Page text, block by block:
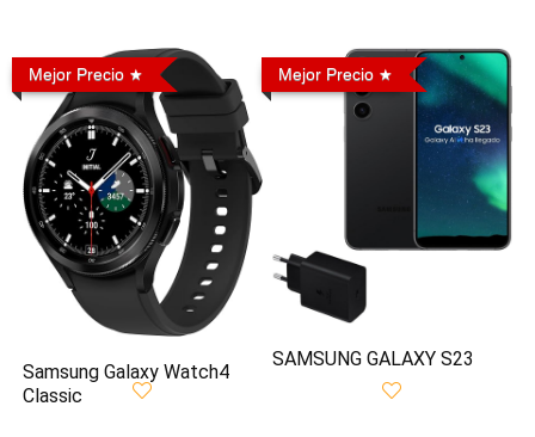
Mejor Precio
Samsung Galaxy Watch4
Classic
Mejor Precio
SAMSUNG GALAXY S23